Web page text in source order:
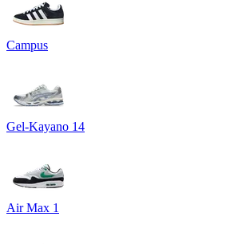
Campus
Gel-Kayano 14
Air Max 1